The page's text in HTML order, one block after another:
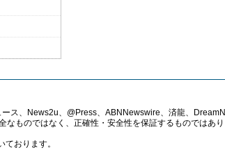
ス、News2u、@Press、ABNNewswire、済龍、
ものではなく、正確性・安全性を保証するものではあ
おります。